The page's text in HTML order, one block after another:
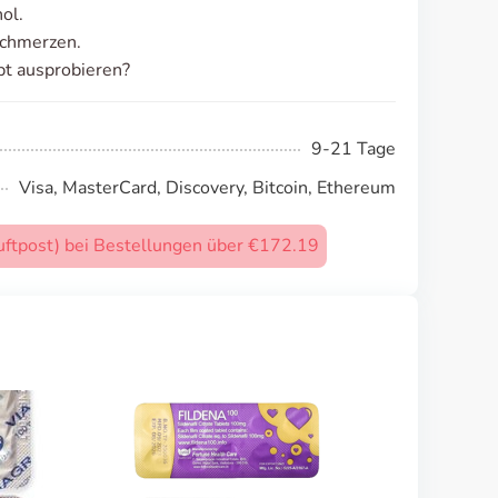
ausprobieren?
9-21 Tage
Visa, MasterCard, Discovery, Bitcoin, Ethereum
bei Bestellungen über €172.19